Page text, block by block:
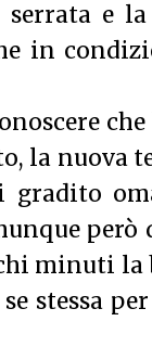
e
in
la
però
la
stessa